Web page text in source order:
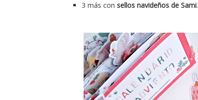
3 más con sellos navideños de Sami.